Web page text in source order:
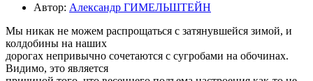
Автор: Александр ГИМЕЛЬШТЕЙН
Мы никак не можем распрощаться с затянувшейся зимой, и
колдобины на наших
дорогах непривычно сочетаются с сугробами на обочинах.
Видимо, это является